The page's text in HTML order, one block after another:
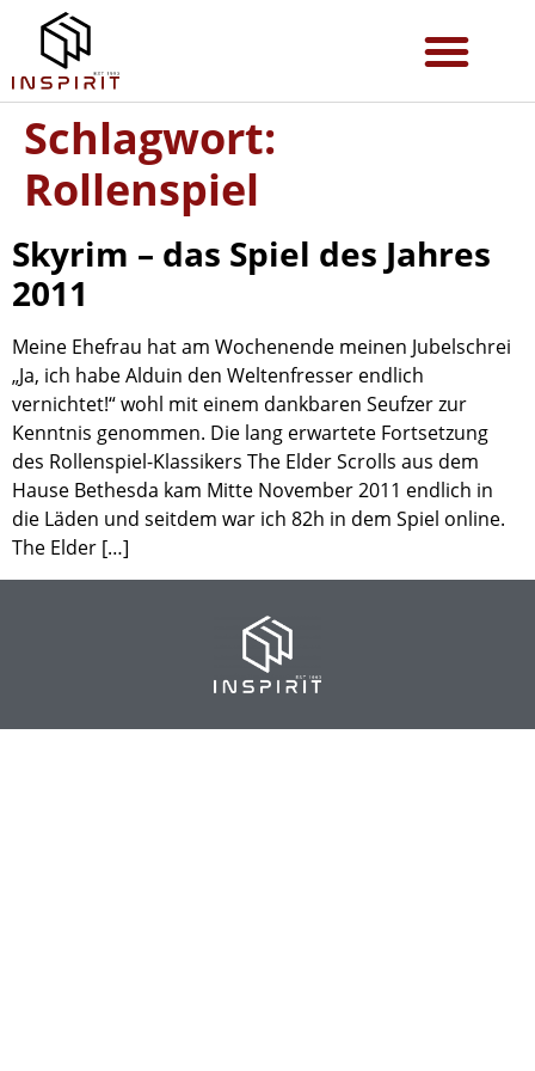
Schlagwort:
Rollenspiel
Skyrim – das Spiel des Jahres
2011
Meine Ehefrau hat am Wochenende meinen Jubelschrei
„Ja, ich habe Alduin den Weltenfresser endlich
vernichtet!“ wohl mit einem dankbaren Seufzer zur
Kenntnis genommen. Die lang erwartete Fortsetzung
des Rollenspiel-Klassikers The Elder Scrolls aus dem
Hause Bethesda kam Mitte November 2011 endlich in
die Läden und seitdem war ich 82h in dem Spiel online.
The Elder […]